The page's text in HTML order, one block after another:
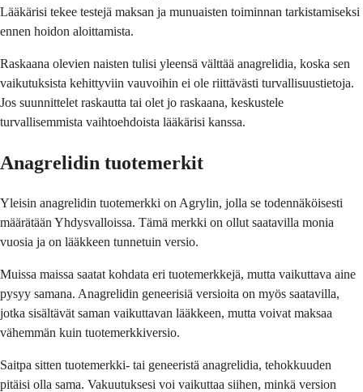
Lääkärisi tekee testejä maksan ja munuaisten toiminnan tarkistamiseksi
ennen hoidon aloittamista.
Raskaana olevien naisten tulisi yleensä välttää anagrelidia, koska sen
vaikutuksista kehittyviin vauvoihin ei ole riittävästi turvallisuustietoja.
Jos suunnittelet raskautta tai olet jo raskaana, keskustele
turvallisemmista vaihtoehdoista lääkärisi kanssa.
Anagrelidin tuotemerkit
Yleisin anagrelidin tuotemerkki on Agrylin, jolla se todennäköisesti
määrätään Yhdysvalloissa. Tämä merkki on ollut saatavilla monia
vuosia ja on lääkkeen tunnetuin versio.
Muissa maissa saatat kohdata eri tuotemerkkejä, mutta vaikuttava aine
pysyy samana. Anagrelidin geneerisiä versioita on myös saatavilla,
jotka sisältävät saman vaikuttavan lääkkeen, mutta voivat maksaa
vähemmän kuin tuotemerkkiversio.
Saitpa sitten tuotemerkki- tai geneeristä anagrelidia, tehokkuuden
pitäisi olla sama. Vakuutuksesi voi vaikuttaa siihen, minkä version